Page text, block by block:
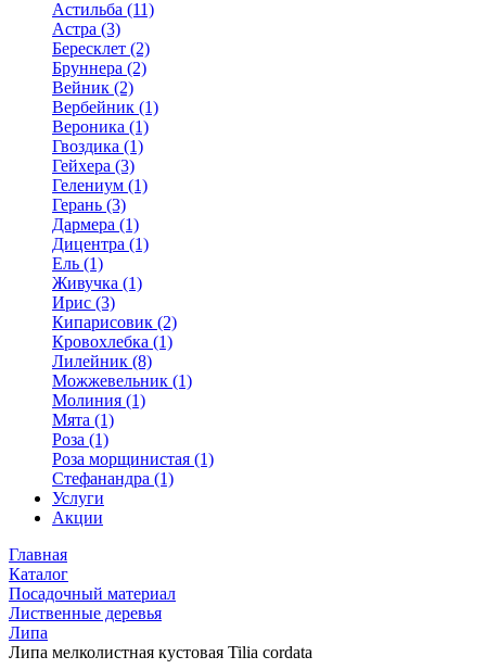
Астильба (11)
Астра (3)
Бересклет (2)
Бруннера (2)
Вейник (2)
Вербейник (1)
Вероника (1)
Гвоздика (1)
Гейхера (3)
Гелениум (1)
Герань (3)
Дармера (1)
Дицентра (1)
Ель (1)
Живучка (1)
Ирис (3)
Кипарисовик (2)
Кровохлебка (1)
Лилейник (8)
Можжевельник (1)
Молиния (1)
Мята (1)
Роза (1)
Роза морщинистая (1)
Стефанандра (1)
Услуги
Акции
Главная
Каталог
Посадочный материал
Лиственные деревья
Липа
Липа мелколистная кустовая Tilia cordata